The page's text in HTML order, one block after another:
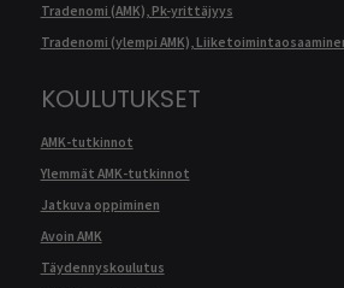
Tradenomi (AMK), Pk-yrittäjyys
Tradenomi (ylempi AMK),
KOULUTUKSET
AMK-tutkinnot
Ylemmät AMK-tutkinnot
Jatkuva oppiminen
Avoin AMK
Täydennyskoulutus